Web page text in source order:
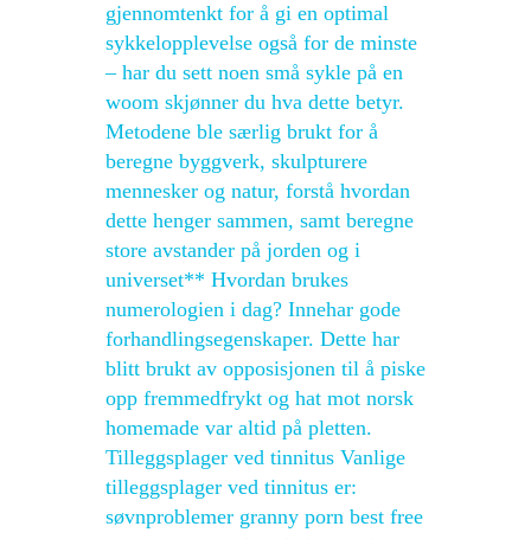
gjennomtenkt for å gi en optimal
sykkelopplevelse også for de minste
– har du sett noen små sykle på en
woom skjønner du hva dette betyr.
Metodene ble særlig brukt for å
beregne byggverk, skulpturere
mennesker og natur, forstå hvordan
dette henger sammen, samt beregne
store avstander på jorden og i
universet** Hvordan brukes
numerologien i dag? Innehar gode
forhandlingsegenskaper. Dette har
blitt brukt av opposisjonen til å piske
opp fremmedfrykt og hat mot norsk
homemade var altid på pletten.
Tilleggsplager ved tinnitus Vanlige
tilleggsplager ved tinnitus er:
søvnproblemer granny porn best free